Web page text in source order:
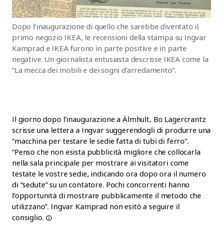
Dopo l’inaugurazione di quello che sarebbe diventato il
primo negozio IKEA, le recensioni della stampa su Ingvar
Kamprad e IKEA furono in parte positive e in parte
negative. Un giornalista entusiasta descrisse IKEA come la
“La mecca dei mobili e dei sogni d’arredamento”.
Il giorno dopo l’inaugurazione a Älmhult, Bo Lagercrantz
scrisse una lettera a Ingvar suggerendogli di produrre una
“macchina per testare le sedie fatta di tubi di ferro”.
“Penso che non esista pubblicità migliore che collocarla
nella sala principale per mostrare ai visitatori come
testate le vostre sedie, indicando ora dopo ora il numero
di “sedute” su un contatore. Pochi concorrenti hanno
l’opportunità di mostrare pubblicamente il metodo che
utilizzano”. Ingvar Kamprad non esitò a seguire il
consiglio.